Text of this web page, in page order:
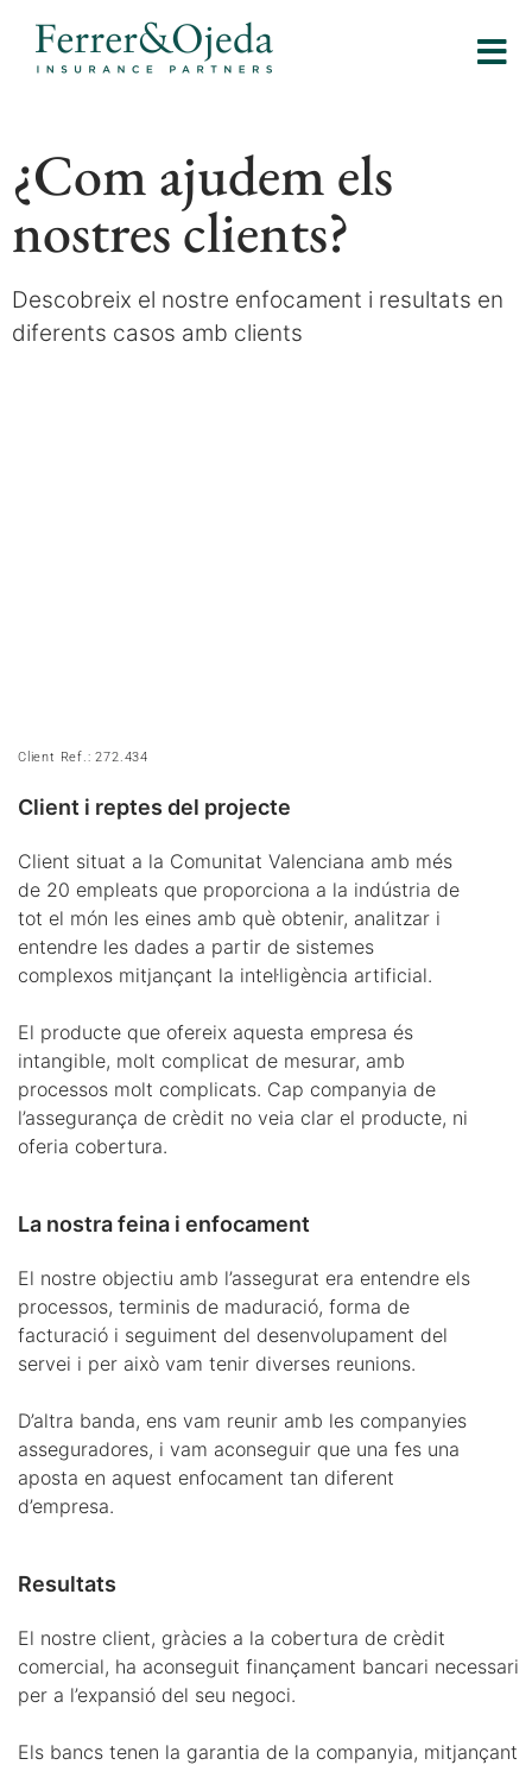
¿Com ajudem els
nostres clients?
Descobreix el nostre enfocament i resultats en
diferents casos amb clients
Client Ref.: 272.434
Client i reptes del projecte
Client situat a la Comunitat Valenciana amb més
de 20 empleats que proporciona a la indústria de
tot el món les eines amb què obtenir, analitzar i
entendre les dades a partir de sistemes
complexos mitjançant la intel·ligència artificial.
El producte que ofereix aquesta empresa és
intangible, molt complicat de mesurar, amb
processos molt complicats. Cap companyia de
l’assegurança de crèdit no veia clar el producte, ni
oferia cobertura.
La nostra feina i enfocament
El nostre objectiu amb l’assegurat era entendre els
processos, terminis de maduració, forma de
facturació i seguiment del desenvolupament del
servei i per això vam tenir diverses reunions.
D’altra banda, ens vam reunir amb les companyies
asseguradores, i vam aconseguir que una fes una
aposta en aquest enfocament tan diferent
d’empresa.
Resultats
El nostre client, gràcies a la cobertura de crèdit
comercial, ha aconseguit finançament bancari necessari
per a l’expansió del seu negoci.
Els bancs tenen la garantia de la companyia, mitjançant